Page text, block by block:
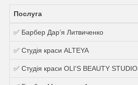
Послуга
✅ Барбер Дар’я Литвиченко
✅ Студія краси ALTEYA
✅ Студія краси OLI'S BEAUTY STUDIO